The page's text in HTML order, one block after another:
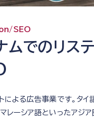
SEO
ムでのリス
による広告事業です。タイ
マレーシア語といったアジ